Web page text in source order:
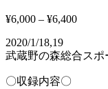
¥6,000 – ¥6,400
2020/1/18,19
武蔵野の森総合ス
〇収録内容〇